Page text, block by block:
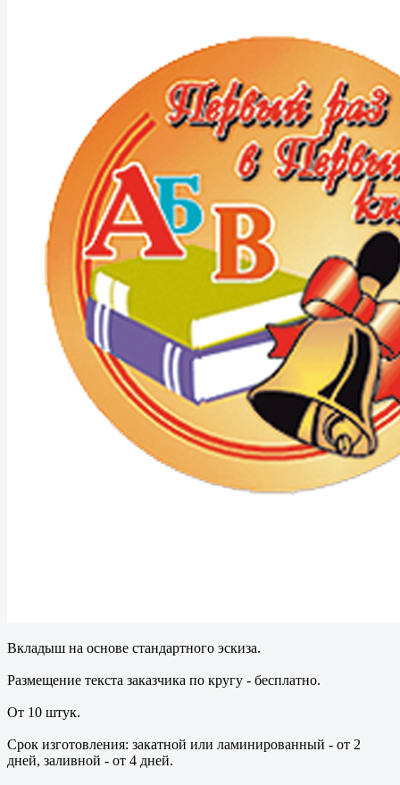
Вкладыш на основе стандартного эскиза.
Размещение текста заказчика по кругу - бесплатно.
От 10 штук.
Срок изготовления: закатной или ламинированный - от 2
дней, заливной - от 4 дней.